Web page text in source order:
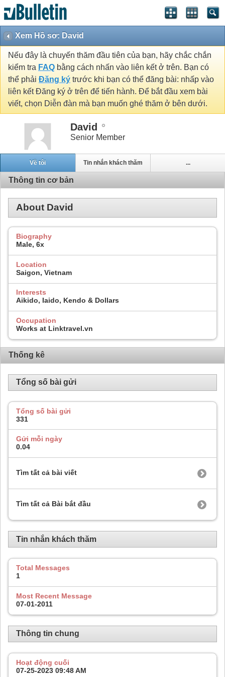
Xem Hồ sơ: David
Nếu đây là chuyến thăm đầu tiên của bạn, hãy chắc chắn
kiểm tra FAQ bằng cách nhấn vào liên kết ở trên. Bạn có
thể phải Đăng ký trước khi bạn có thể đăng bài: nhấp vào
liên kết Đăng ký ở trên để tiến hành. Để bắt đầu xem bài
viết, chọn Diễn đàn mà bạn muốn ghé thăm ở bên dưới.
David
Senior Member
Về tôi Tin nhắn khách thăm ...
Thông tin cơ bản
About David
Biography
Male, 6x
Location
Saigon, Vietnam
Interests
Aikido, Iaido, Kendo & Dollars
Occupation
Works at Linktravel.vn
Thống kê
Tổng số bài gửi
Tổng số bài gửi
331
Gửi mỗi ngày
0.04
Tìm tất cả bài viết
Tìm tất cả Bài bắt đầu
Tin nhắn khách thăm
Total Messages
1
Most Recent Message
07-01-2011
Thông tin chung
Hoạt động cuối
07-25-2023 09:48 AM